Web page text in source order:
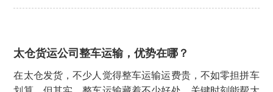
太仓货运公司整车运输，优势在哪？
在太仓发货，不少人觉得整车运输运费贵，不如零担拼车